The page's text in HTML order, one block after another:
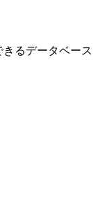
るデータベース